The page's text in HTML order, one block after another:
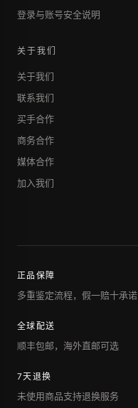
登录与账号安全说明
关于我们
关于我们
联系我们
买手合作
商务合作
媒体合作
加入我们
正品保障
多重鉴定流程，假一赔十承诺
全球配送
顺丰包邮，海外直邮可选
7天退换
未使用商品支持退换服务